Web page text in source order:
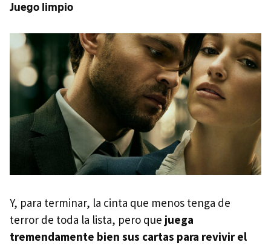
Juego limpio
Y, para terminar, la cinta que menos tenga de
terror de toda la lista, pero que juega
tremendamente bien sus cartas para revivir el